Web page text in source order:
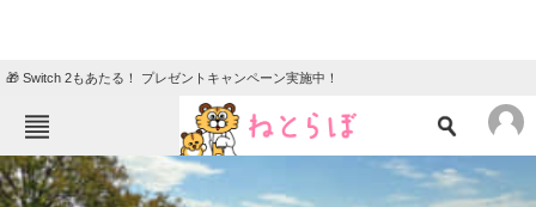
🎁 Switch 2もあたる！ プレゼントキャンペーン実施中！
ねとらぼメニュー
TOP ニュース